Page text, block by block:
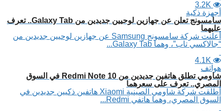
3.2K
أجهزة ذكية
سامسونج تعلن عن جهازين لوحيين جديدين من Galaxy Tab.. تعرف
عليهما
أعلنت شركة سامسونج Samsung عن جهازين لوحيين جديدين من
“جالاكسي تاب”، وهما Galaxy Tab...
4.1K
هواتف
شاومي تطلق هاتفين جديدين من Redmi Note 10 في السوق
المصري.. تعرف على سعرهما
أطلقت شركة شاومي الصينية Xiaomi هاتفين ذكيين جديدين في
السوق المصري، وهما هاتفي Redmi...